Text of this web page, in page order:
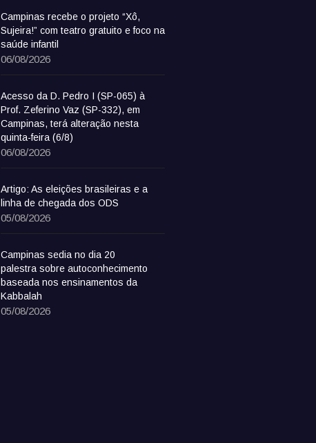
Campinas recebe o projeto “Xô,
Sujeira!” com teatro gratuito e foco na
saúde infantil
06/08/2026
Acesso da D. Pedro I (SP-065) à
Prof. Zeferino Vaz (SP-332), em
Campinas, terá alteração nesta
quinta-feira (6/8)
06/08/2026
Artigo: As eleições brasileiras e a
linha de chegada dos ODS
05/08/2026
Campinas sedia no dia 20
palestra sobre autoconhecimento
baseada nos ensinamentos da
Kabbalah
05/08/2026